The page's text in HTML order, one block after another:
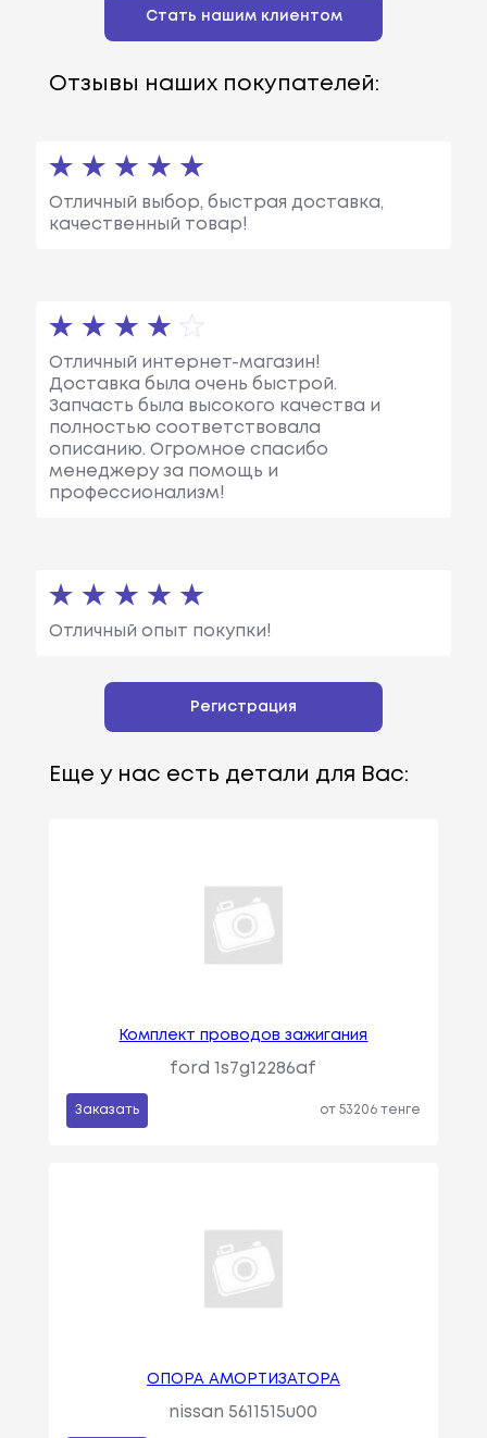
Стать нашим клиентом
Отзывы наших покупателей:
Отличный выбор, быстрая доставка,
качественный товар!
Отличный интернет-магазин!
Доставка была очень быстрой.
Запчасть была высокого качества и
полностью соответствовала
описанию. Огромное спасибо
менеджеру за помощь и
профессионализм!
Отличный опыт покупки!
Регистрация
Еще у нас есть детали для Вас:
Комплект проводов зажигания
ford 1s7g12286af
Заказать от 53206 тенге
ОПОРА АМОРТИЗАТОРА
nissan 5611515u00